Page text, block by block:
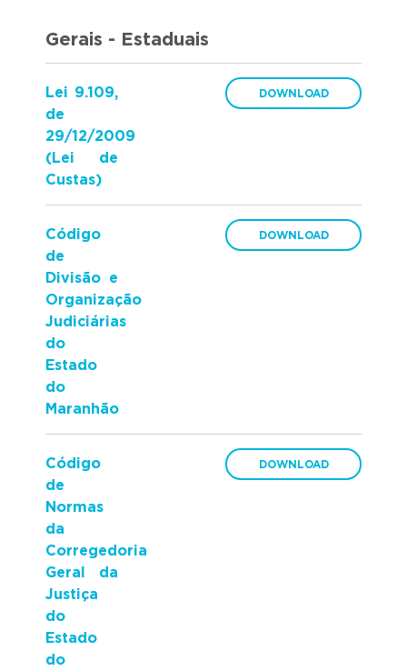
Gerais - Estaduais
Lei 9.109,
de
29/12/2009
(Lei de
Custas)
Código
de
Divisão e
Organização
Judiciárias
do
Estado
do
Maranhão
Código
de
Normas
da
Corregedoria
Geral da
Justiça
do
Estado
do